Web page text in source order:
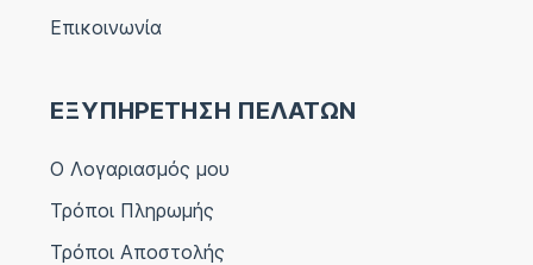
Επικοινωνία
ΕΞΥΠΗΡΕΤΗΣΗ ΠΕΛΑΤΩΝ
Ο Λογαριασμός μου
Τρόποι Πληρωμής
Τρόποι Αποστολής